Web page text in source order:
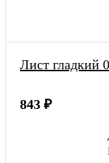
Лист гладкий
843 ₽